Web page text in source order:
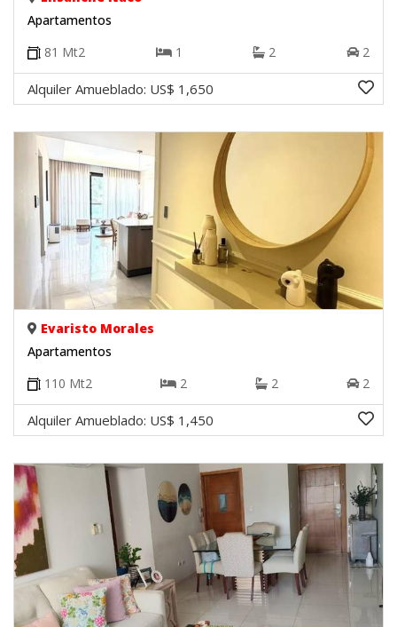
Apartamentos
81 Mt2 1 2 2
Alquiler Amueblado: US$ 1,650
Evaristo Morales
Apartamentos
110 Mt2 2 2 2
Alquiler Amueblado: US$ 1,450